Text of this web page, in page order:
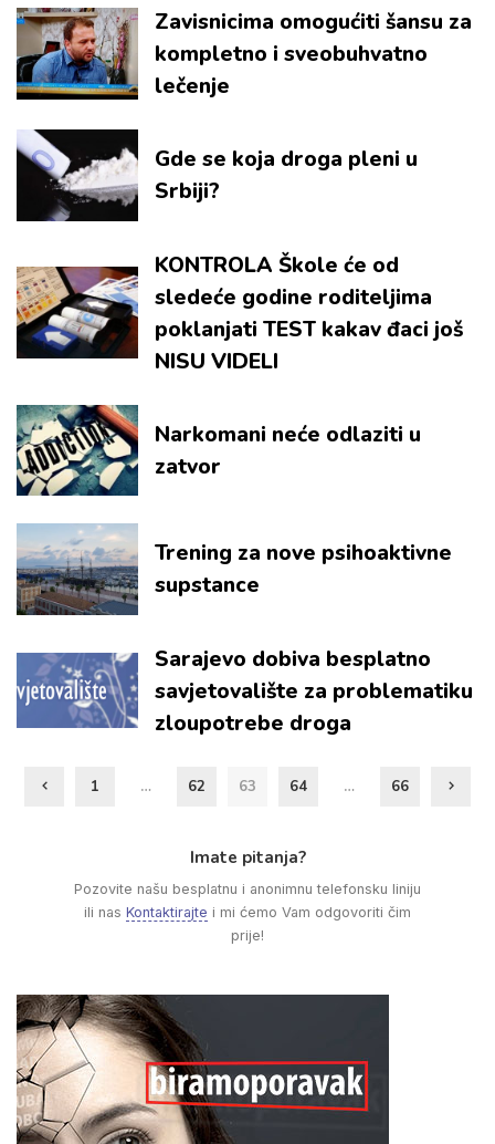
Zavisnicima omogućiti šansu za
kompletno i sveobuhvatno
lečenje
Gde se koja droga pleni u
Srbiji?
KONTROLA Škole će od
sledeće godine roditeljima
poklanjati TEST kakav đaci još
NISU VIDELI
Narkomani neće odlaziti u
zatvor
Trening za nove psihoaktivne
supstance
Sarajevo dobiva besplatno
savjetovalište za problematiku
zloupotrebe droga
1 … 62 63 64 … 66
Imate pitanja?
Pozovite našu besplatnu i anonimnu telefonsku liniju
ili nas Kontaktirajte i mi ćemo Vam odgovoriti čim
prije!